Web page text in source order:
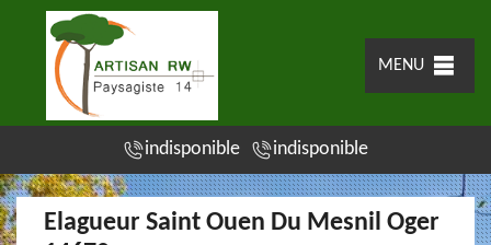
MENU
indisponible indisponible
Elagueur Saint Ouen Du Mesnil Oger